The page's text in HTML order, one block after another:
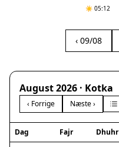
☀️ 05:12
‹ 09/08
August 2026 · Kotka
‹ Forrige Næste ›
Dag Fajr Dhuhr